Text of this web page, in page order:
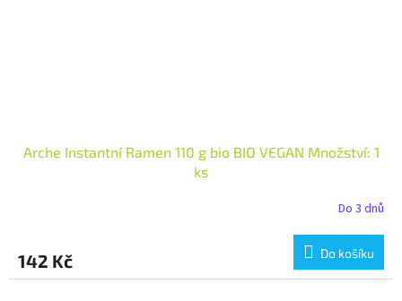
Arche Instantní Ramen 110 g bio BIO VEGAN Množství: 1
ks
Do 3 dnů
142 Kč Do košíku